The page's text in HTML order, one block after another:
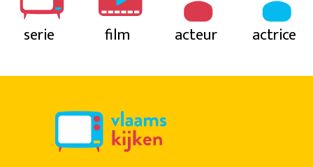
serie film acteur actrice